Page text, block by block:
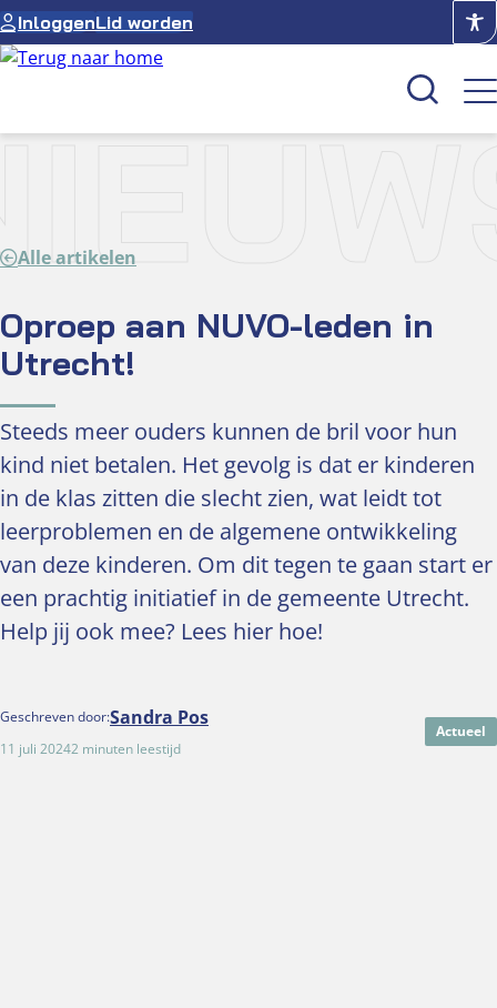
Ga
naar
de
InloggenLid worden
Over NUVO
Alle artikelen
Oproep aan NUVO-leden in
Utrecht!
Steeds meer ouders kunnen de bril voor hun
kind niet betalen. Het gevolg is dat er kinderen
in de klas zitten die slecht zien, wat leidt tot
leerproblemen en de algemene ontwikkeling
van deze kinderen. Om dit tegen te gaan start er
een prachtig initiatief in de gemeente Utrecht.
Help jij ook mee? Lees hier hoe!
Geschreven door:Sandra Pos
11 juli 20242 minuten leestijd
Actueel